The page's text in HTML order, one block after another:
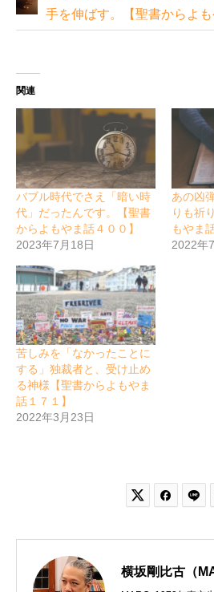
手を伸ばす。【聖書からよも
関連
バブル時代でさえ「暗い時
代」だったんです。【聖書
からよもやま話４００】
2023年7月18日
あの凶
りも祈
もやま
2022年
苦しみを「なかったことに
する」独裁者と、受け止め
る神様【聖書からよもやま
話１７１】
2022年3月23日
 
横坂剛比古（